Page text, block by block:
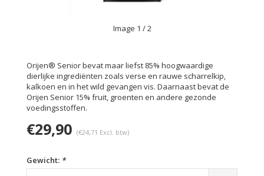
Image 1 / 2
Orijen® Senior bevat maar liefst 85% hoogwaardige
dierlijke ingrediënten zoals verse en rauwe scharrelkip,
kalkoen en in het wild gevangen vis. Daarnaast bevat de
Orijen Senior 15% fruit, groenten en andere gezonde
voedingsstoffen.
€29,90 (€24,71 Excl. btw)
Gewicht: *